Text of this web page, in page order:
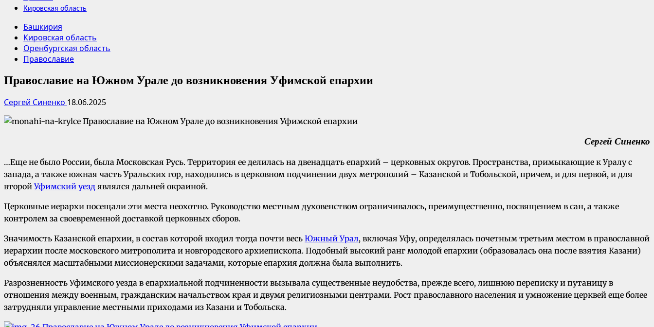
Кировская область
Башкирия
Кировская область
Оренбургская область
Православие
Православие на Южном Урале до возникновения Уфимской епархии
Сергей Синенко 18.06.2025
Сергей Синенко
…Еще не было России, была Московская Русь. Территория ее делилась на двенадцать епархий – церковных округов. Пространства, примыкающие к Уралу с
запада, а также южная часть Уральских гор, находились в церковном подчинении двух метрополий – Казанской и Тобольской, причем, и для первой, и для
второйУфимский уезд являлся дальней окраиной.
Церковные иерархи посещали эти места неохотно. Руководство местным духовенством ограничивалось, преимущественно, посвящением в сан, а также
контролем за своевременной доставкой церковных сборов.
Значимость Казанской епархии, в состав которой входил тогда почти весь Южный Урал, включая Уфу, определялась почетным третьим местом в православной
иерархии после московского митрополита и новгородского архиепископа. Подобный высокий ранг молодой епархии (образовалась она после взятия Казани)
объяснялся масштабными миссионерскими задачами, которые епархия должна была выполнить.
Разрозненность Уфимского уезда в епархиальной подчиненности вызывала существенные неудобства, прежде всего, лишнюю переписку и путаницу в
отношения между военным, гражданским начальством края и двумя религиозными центрами. Рост православного населения и умножение церквей еще более
затрудняли управление местными приходами из Казани и Тобольска.